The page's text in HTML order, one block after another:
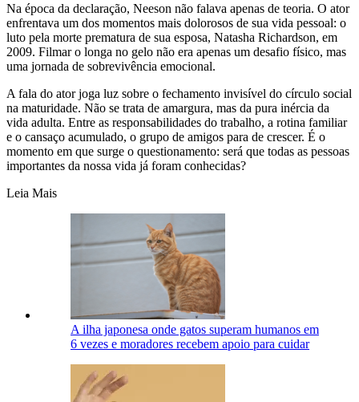
Na época da declaração, Neeson não falava apenas de teoria. O ator
enfrentava um dos momentos mais dolorosos de sua vida pessoal: o
luto pela morte prematura de sua esposa, Natasha Richardson, em
2009. Filmar o longa no gelo não era apenas um desafio físico, mas
uma jornada de sobrevivência emocional.
A fala do ator joga luz sobre o fechamento invisível do círculo social
na maturidade. Não se trata de amargura, mas da pura inércia da
vida adulta. Entre as responsabilidades do trabalho, a rotina familiar
e o cansaço acumulado, o grupo de amigos para de crescer. É o
momento em que surge o questionamento: será que todas as pessoas
importantes da nossa vida já foram conhecidas?
Leia Mais
A ilha japonesa onde gatos superam humanos em
6 vezes e moradores recebem apoio para cuidar